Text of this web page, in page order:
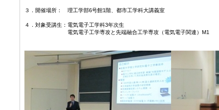
３．開催場所： 理工学部6号館1階、都市工学科大講義室
４．対象受講生：電気電子工学科3年次生
電気電子工学専攻と先端融合工学専攻（電気電子関連）M1